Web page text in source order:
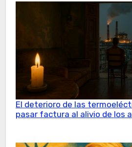
El deterioro de las
pasar factura al alivio de los